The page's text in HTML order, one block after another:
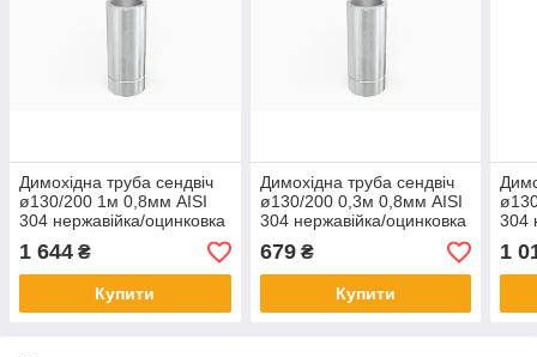
Димохідна труба сендвіч
ø130/200 1м 0,8мм AISI
304 нержавійка/оцинковка
1 644 ₴
Купити
Димохідна труба сендвіч
ø130/200 0,3м 0,8мм AISI
304 нержавійка/оцинковка
679₴
Купити
304
1